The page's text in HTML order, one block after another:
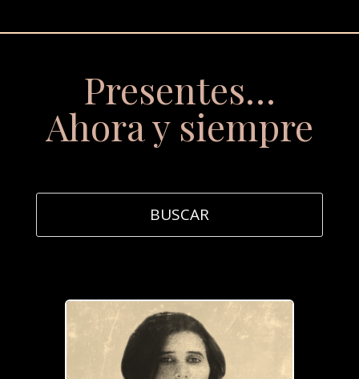
Presentes…
Ahora y siempre